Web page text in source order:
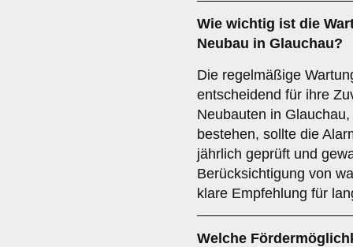
Wie wichtig ist die
Neubau in Glauchau?
Die regelmäßige
entscheidend für ihre
Neubauten in
bestehen, sollte die
jährlich geprüft und
Berücksichtigung von
klare Empfehlung für
Welche